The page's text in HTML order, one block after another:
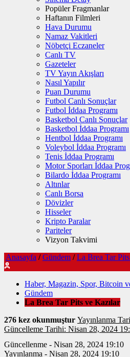
Popüler Fragmanlar
Haftanın Filmleri
Hava Durumu
Namaz Vakitleri
Nöbetçi Eczaneler
Canlı TV
Gazeteler
TV Yayın Akışları
Nasıl Yapılır
Puan Durumu
Futbol Canlı Sonuçlar
Futbol İddaa Programı
Basketbol Canlı Sonuçlar
Basketbol İddaa Programı
Hentbol İddaa Programı
Voleybol İddaa Programı
Tenis İddaa Programı
Motor Sporları İddaa
Bilardo İddaa Programı
Altınlar
Canlı Borsa
Dövizler
Hisseler
Kripto Paralar
Pariteler
Vizyon Takvimi
Anasayfa / Gündem / La Brea Tar
Haber, Magazin, Spor, Bitcoin
Gündem
La Brea Tar Pits ve Kazılar
276 kez okunmuştur Yayınlanma
Güncelleme Tarihi: Nisan 28, 2024
Güncellenme - Nisan 28, 2024 19:10
Yayınlanma - Nisan 28, 2024 19:10